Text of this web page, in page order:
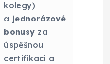
kolegy)
a jednorázové
bonusy za
úspěšnou
certifikaci a